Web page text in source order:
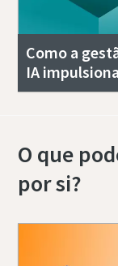
Como a
IA
O que
por si?